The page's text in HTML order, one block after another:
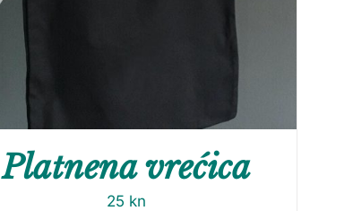
Platnena vrećica
25 kn